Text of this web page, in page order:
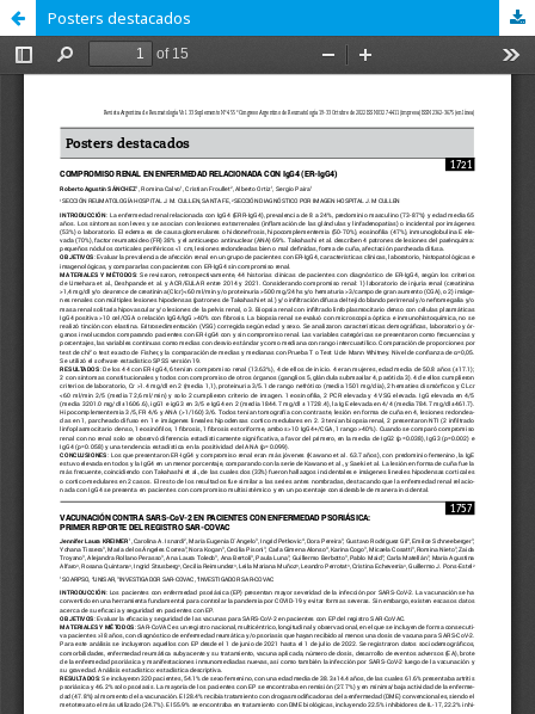
Posters destacados